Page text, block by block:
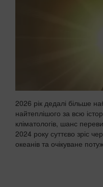
2026 рік дедалі більше
найтеплішого за всю
кліматологів, шанс
2024 року суттєво зріс
океанів та очікуване